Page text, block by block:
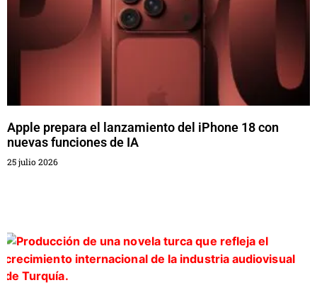
Apple prepara el lanzamiento del iPhone 18 con
nuevas funciones de IA
25 julio 2026